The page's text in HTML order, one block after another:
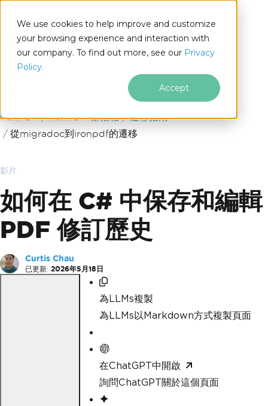
We use cookies to help improve and customize
your browsing experience and interaction with
our company. To find out more, see our Privacy
Policy.
Accept
.NET
跳至頁尾內容
IronPDF IronPDF 部落格
遷移指南
從migradoc到ironpdf的遷移
影片
如何在 C# 中保存和編輯
PDF 修訂歷史
Curtis Chau
已更新: 2026年5月18日
為LLMs複製
為LLMs以Markdown方式複製頁面
在ChatGPT中開啟
詢問ChatGPT關於這個頁面